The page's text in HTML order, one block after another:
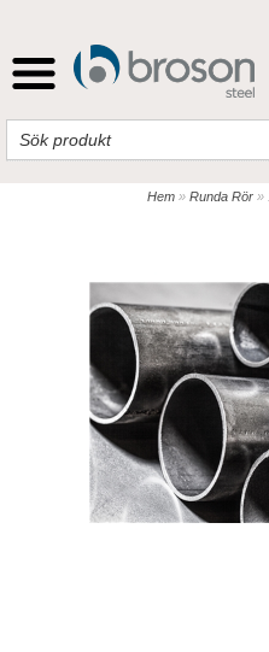
Hem » Runda Rör »